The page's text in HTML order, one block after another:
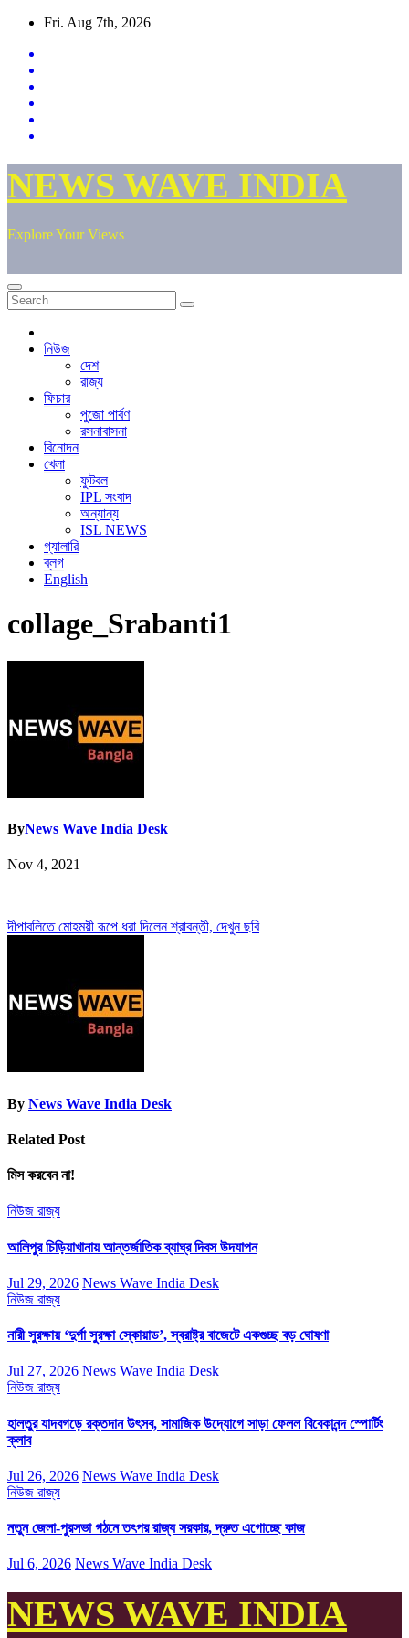
Skip
content
Fri. Aug 7th, 2026
NEWS WAVE INDIA
Explore Your Views
নিউজ
দেশ
রাজ্য
ফিচার
পুজো পার্বণ
রসনাবাসনা
বিনোদন
খেলা
ফুটবল
IPL সংবাদ
অন্যান্য
ISL NEWS
গ্যালারি
ব্লগ
English
collage_Srabanti1
ByNews Wave India Desk
Nov 4, 2021
Post
দীপাবলিতে মোহময়ী রূপে ধরা দিলেন শ্রাবন্তী, দেখুন ছবি
By News Wave India Desk
Related Post
মিস করবেন না!
নিউজ রাজ্য
আলিপুর চিড়িয়াখানায় আন্তর্জাতিক ব্যাঘ্র দিবস উদযাপন
Jul 29, 2026 News Wave India Desk
নিউজ রাজ্য
নারী সুরক্ষায় ‘দুর্গা সুরক্ষা স্কোয়াড’, স্বরাষ্ট্র বাজেটে একগুচ্ছ বড় ঘোষণা
Jul 27, 2026 News Wave India Desk
নিউজ রাজ্য
হালতুর যাদবগড়ে রক্তদান উৎসব, সামাজিক উদ্যোগে সাড়া ফেলল বিবেকানন্দ স্পোর্টিং
ক্লাব
Jul 26, 2026 News Wave India Desk
নিউজ রাজ্য
নতুন জেলা-পুরসভা গঠনে তৎপর রাজ্য সরকার, দ্রুত এগোচ্ছে কাজ
Jul 6, 2026 News Wave India Desk
NEWS WAVE INDIA